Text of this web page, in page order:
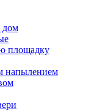
дом
площадку
напылением